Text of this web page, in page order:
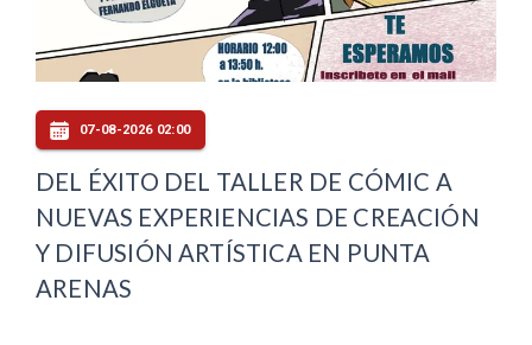
07-08-2026 02:00
DEL ÉXITO DEL TALLER DE CÓMIC A
NUEVAS EXPERIENCIAS DE CREACIÓN
Y DIFUSIÓN ARTÍSTICA EN PUNTA
ARENAS